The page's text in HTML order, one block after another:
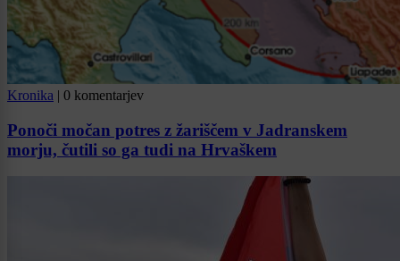
Kronika | 0 komentarjev
Ponoči močan potres z žariščem v Jadranskem
morju, čutili so ga tudi na Hrvaškem